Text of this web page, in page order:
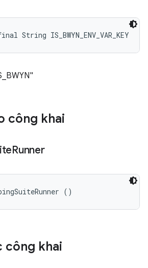
String IS_BWYN_ENV_VAR_KEY
công khai
Runner
()
công khai